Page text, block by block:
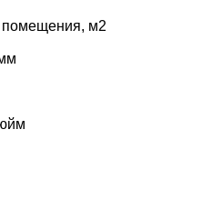
помещения, м2